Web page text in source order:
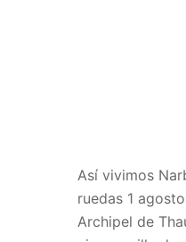
Así vivimos
ruedas 1
Archipel de